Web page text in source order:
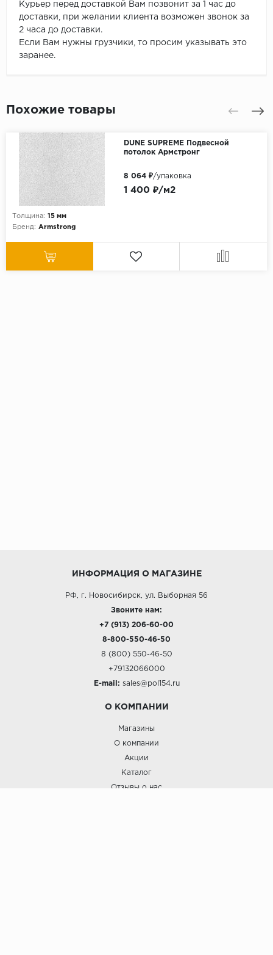
Курьер перед доставкой Вам позвонит за 1 час до
доставки, при желании клиента возможен звонок за
2 часа до доставки.
Если Вам нужны грузчики, то просим указывать это
заранее.
Похожие товары
DUNE SUPREME Подвесной
потолок Армстронг
Толщина: 15 мм
Бренд: Armstrong
1 400 ₽/м2
8 064 ₽/упаковка
ИНФОРМАЦИЯ О МАГАЗИНЕ
РФ, г. Новосибирск, ул. Выборная 56
Звоните нам:
+7 (913) 206-60-00
8-800-550-46-50
8 (800) 550-46-50
+79132066000
E-mail: sales@pol154.ru
О КОМПАНИИ
Магазины
О компании
Акции
Каталог
Отзывы о нас